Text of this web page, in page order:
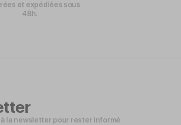
et expédiées sous
48h.
à la newsletter pour rester informé